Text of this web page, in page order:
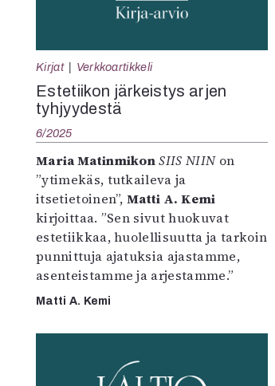
Kirjat Verkkoartikkeli
Estetiikon järkeistys arjen
tyhjyydestä
6/2025
Maria Matinmikon SIIS NIINon
”ytimekäs, tutkaileva ja
itsetietoinen”,Matti A. Kemi
kirjoittaa. ”Sen sivut huokuvat
estetiikkaa, huolellisuutta ja tarkoin
punnittuja ajatuksia ajastamme,
asenteistamme ja arjestamme.”
Matti A. Kemi